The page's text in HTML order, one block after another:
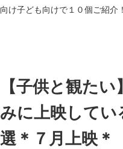
向け子ども向けで１０個ご紹介！
【子供と観た
みに上映してい
選＊７月上映＊